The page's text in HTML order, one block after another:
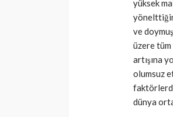
yüksek
ve
üzere
artışına
olumsuz
dünya